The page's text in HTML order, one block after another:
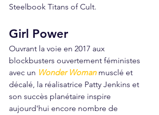
Steelbook Titans of Cult.
Girl Power
Ouvrant la voie en 2017 aux
blockbusters ouvertement féministes
avec un Wonder Woman musclé et
décalé, la réalisatrice Patty Jenkins et
son succès planétaire inspire
aujourd'hui encore nombre de